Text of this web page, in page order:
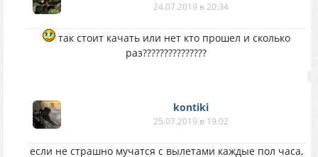
24.07.2019 в 20:34
так стоит качать или нет кто прошел и сколько
раз???????????????
kontiki
25.07.2019 в 19:02
если не страшно мучатся с вылетами каждые пол часа,